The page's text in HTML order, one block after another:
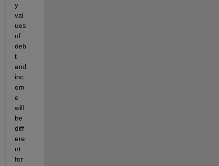
y
val
ues
of
deb
t
and
inc
om
e
will
be
diff
ere
nt
for